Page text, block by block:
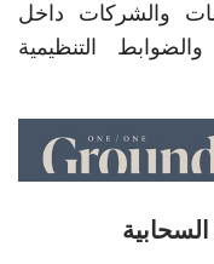
والشركات داخل
التنظيمية